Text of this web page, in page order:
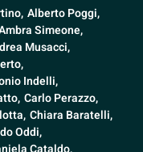
Alberto Poggi,
Simeone,
Musacci,
Indelli,
Carlo Perazzo,
Chiara Baratelli,
Oddi,